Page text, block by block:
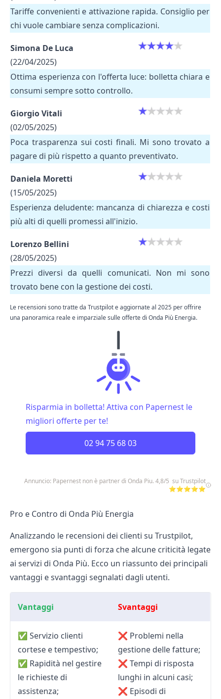
Tariffe convenienti e attivazione rapida. Consiglio per
chi vuole cambiare senza complicazioni.
Simona De Luca
(22/04/2025)
Ottima esperienza con l'offerta luce: bolletta chiara e
consumi sempre sotto controllo.
Giorgio Vitali
(02/05/2025)
Poca trasparenza sui costi finali. Mi sono trovato a
pagare di più rispetto a quanto preventivato.
Daniela Moretti
(15/05/2025)
Esperienza deludente: mancanza di chiarezza e costi
più alti di quelli promessi all'inizio.
Lorenzo Bellini
(28/05/2025)
Prezzi diversi da quelli comunicati. Non mi sono
trovato bene con la gestione dei costi.
Le recensioni sono tratte da Trustpilot e aggiornate al 2025 per offrire
una panoramica reale e imparziale sulle offerte di Onda Più Energia.
Risparmia in bolletta! Attiva con Papernest le
migliori offerte per te!
02 94 75 68 03
Annuncio: Papernest non è partner di Onda Piu. 4,8/5 su Trustpilot
⭐⭐⭐⭐⭐
Pro e Contro di Onda Più Energia
Analizzando le recensioni dei clienti su Trustpilot,
emergono sia punti di forza che alcune criticità legate
ai servizi di Onda Più. Ecco un riassunto dei principali
vantaggi e svantaggi segnalati dagli utenti.
Vantaggi Svantaggi
✅ Servizio clienti
cortese e tempestivo;
✅ Rapidità nel gestire
le richieste di
assistenza;
❌ Problemi nella
gestione delle fatture;
❌ Tempi di risposta
lunghi in alcuni casi;
❌ Episodi di